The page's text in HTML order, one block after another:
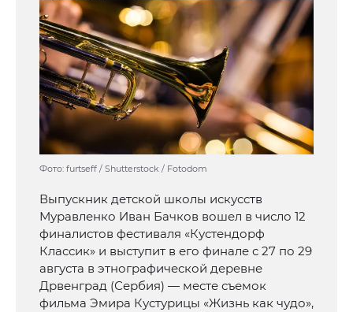
Фото: furtseff / Shutterstock / Fotodom
Выпускник детской школы искусств
Муравленко Иван Бачков вошел в число 12
финалистов фестиваля «Кустендорф
Классик» и выступит в его финале с 27 по 29
августа в этнографической деревне
Дрвенград (Сербия) — месте съемок
фильма Эмира Кустурицы «Жизнь как чудо»,